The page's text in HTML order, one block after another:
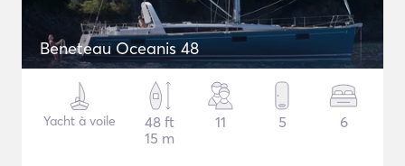
Beneteau Oceanis 48
Yacht à voile
48 ft
15 m
11 5 6